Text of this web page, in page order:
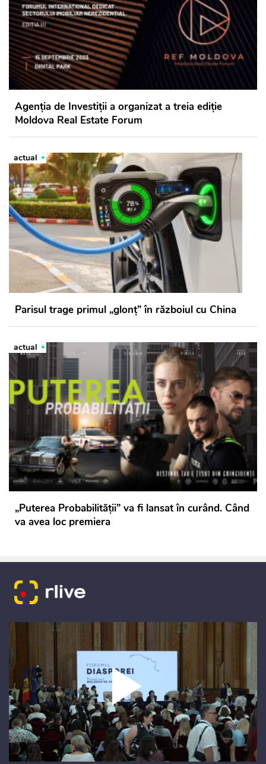
Agenția de Investiții a organizat a treia ediție
Moldova Real Estate Forum
actual
Parisul trage primul „glonţ” în războiul cu China
actual
„Puterea Probabilității” va fi lansat în curând. Când
va avea loc premiera